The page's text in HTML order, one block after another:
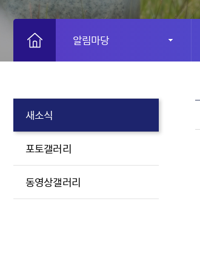
알림마당
새소식
포토갤러리
동영상갤러리